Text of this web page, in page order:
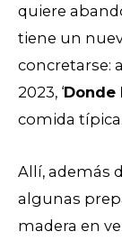
quiere
tiene un
concretarse:
2023, ‘Donde
comida típica.
Allí, además
algunas
madera en